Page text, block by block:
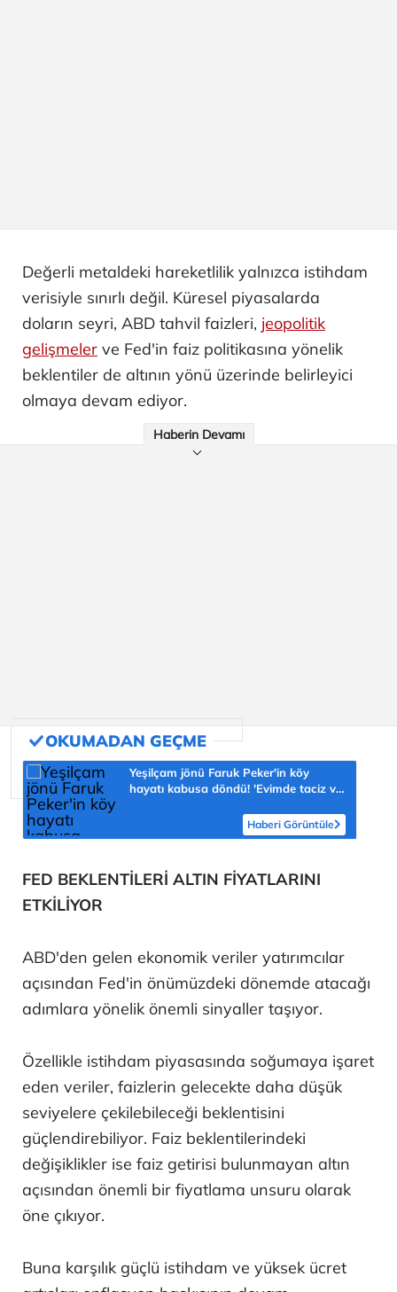
Değerli metaldeki hareketlilik yalnızca istihdam
verisiyle sınırlı değil. Küresel piyasalarda
doların seyri, ABD tahvil faizleri, jeopolitik
gelişmeler ve Fed'in faiz politikasına yönelik
beklentiler de altının yönü üzerinde belirleyici
olmaya devam ediyor.
Haberin Devamı
Yeşilçam jönü Faruk Peker'in köy
hayatı kabusa döndü! 'Evimde taciz ve
Haberi Görüntüle
FED BEKLENTİLERİ ALTIN FİYATLARINI
ETKİLİYOR
ABD'den gelen ekonomik veriler yatırımcılar
açısından Fed'in önümüzdeki dönemde atacağı
adımlara yönelik önemli sinyaller taşıyor.
Özellikle istihdam piyasasında soğumaya işaret
eden veriler, faizlerin gelecekte daha düşük
seviyelere çekilebileceği beklentisini
güçlendirebiliyor. Faiz beklentilerindeki
değişiklikler ise faiz getirisi bulunmayan altın
açısından önemli bir fiyatlama unsuru olarak
öne çıkıyor.
Buna karşılık güçlü istihdam ve yüksek ücret